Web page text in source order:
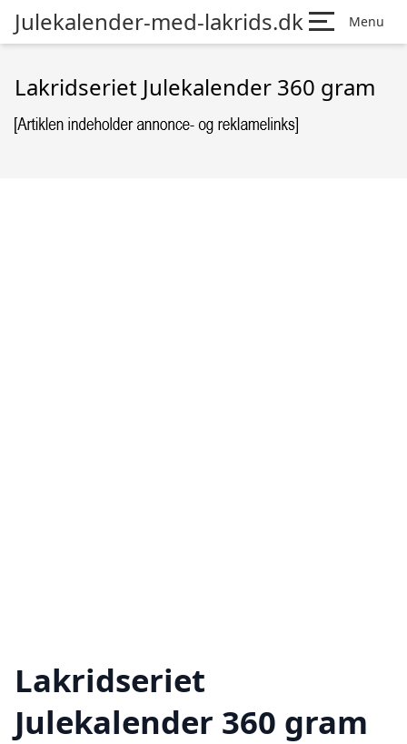
Julekalender-med-lakrids.dk Menu
Lakridseriet Julekalender 360 gram
Lakridseriet
Julekalender 360 gram